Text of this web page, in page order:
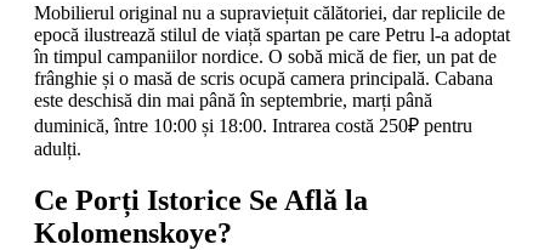
Mobilierul original nu a supraviețuit călătoriei, dar replicile de
epocă ilustrează stilul de viață spartan pe care Petru l-a adoptat
în timpul campaniilor nordice. O sobă mică de fier, un pat de
frânghie și o masă de scris ocupă camera principală. Cabana
este deschisă din mai până în septembrie, marți până
duminică, între 10:00 și 18:00. Intrarea costă 250₽ pentru
adulți.
Ce Porți Istorice Se Află la
Kolomenskoye?